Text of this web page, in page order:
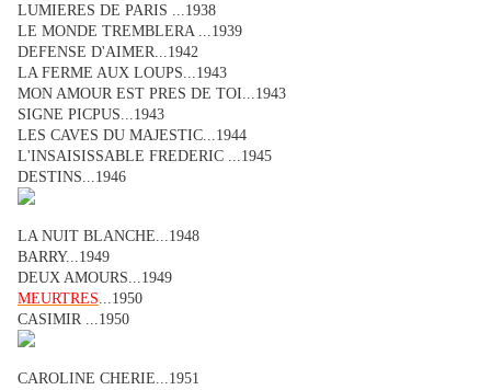
LUMIERES DE PARIS ...1938
LE MONDE TREMBLERA ...1939
DEFENSE D'AIMER...1942
LA FERME AUX LOUPS...1943
MON AMOUR EST PRES DE TOI...1943
SIGNE PICPUS...1943
LES CAVES DU MAJESTIC...1944
L'INSAISISSABLE FREDERIC ...1945
DESTINS...1946
LA NUIT BLANCHE...1948
BARRY...1949
DEUX AMOURS...1949
MEURTRES...1950
CASIMIR ...1950
CAROLINE CHERIE...1951